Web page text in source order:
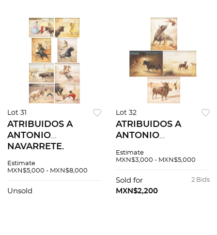
Lot 31
ATRIBUIDOS A
ANTONIO
NAVARRETE.
LA HISTORIA DE LA
MÉXICO. Óleos sobre
Estimate
MXN$5,000 - MXN$8,000
Unsold
Lot 32
ATRIBUIDOS A
ANTONIO
PINTURAS DE
tela. Firmados. 4
piezas totales.
Estimate
MXN$3,000 - MXN$5,000
2 Bids
Sold for
MXN$2,200